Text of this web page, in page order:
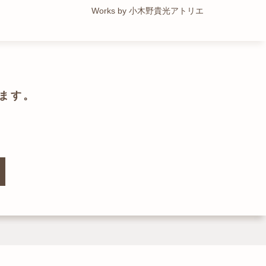
Works by 小木野貴光アトリエ
Works by トレイルアーキテクツ 一級建築士事務所
Works by ZAG空間設計舎
Works by ZAG空間設計舎
す。